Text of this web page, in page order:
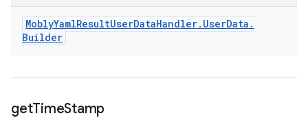
MoblyYamlResultUserDataHandler. UserData .
Builder
getTimeStamp